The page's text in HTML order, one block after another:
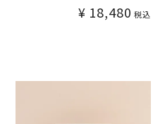
¥ 18,480 税込